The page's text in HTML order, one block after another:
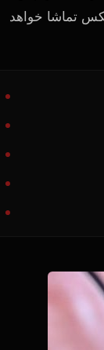
تماشا خواهد